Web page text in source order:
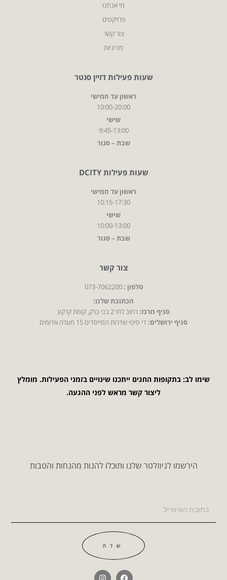
מי אנחנו
פרויקטים
צור קשר
מדיניות
שעות פעילות דזיין סנטר
ראשון עד חמישי
10:00-20:00
שישי
9:45-13:00
שבת – סגור
שעות פעילות DCITY
ראשון עד חמישי
10:15-17:30
שישי
10:00-13:00
שבת – סגור
צור קשר
טלפון : 073-7062200
הכתובת שלנו:
סניף מרכז:רחוב לחי 2 בני ברק, קומת קרקע
סניף ירושלים:די סיטי שדרות המייסדים 15 מעלה אדומים
שימו לב: בתקופות החגים ייתכנו שינויים בזמני הפעילות. מומלץ
ליצור קשר מראש לפני ההגעה.
הירשמו לניוזלטר שלנו ותוכלו להנות מהנחות והטבות
שלח